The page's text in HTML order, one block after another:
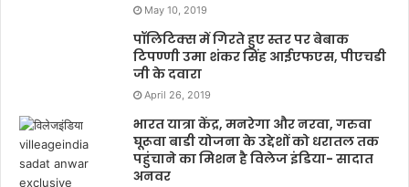
May 10, 2019
पॉलिटिक्स में गिरते हुए स्तर पर बेबाक
टिपण्णी उमा शंकर सिंह आईएफएस, पीएचडी
जी के दवारा
April 26, 2019
भारत यात्रा केंद्र, मनरेगा और नरवा, गरुवा
घूरूवा बाडी योजना के उद्देशों को धरातल तक
पहुंचाने का मिशन है विलेज इंडिया- सादात
अनवर